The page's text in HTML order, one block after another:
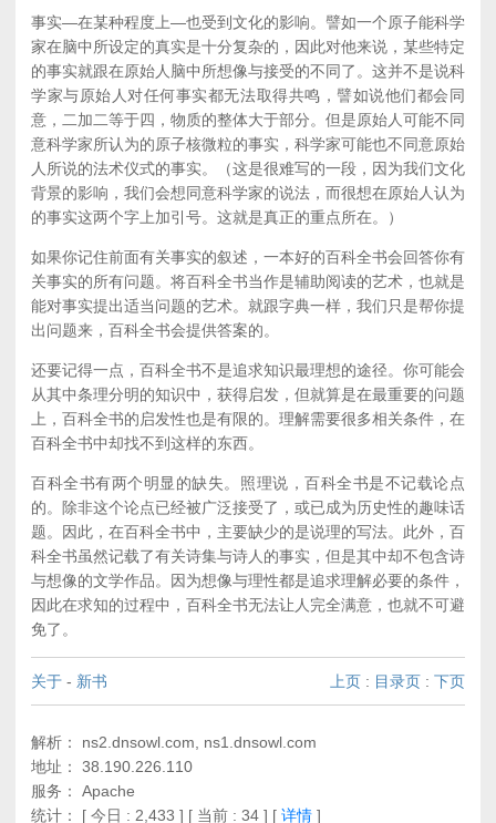
事实—在某种程度上—也受到文化的影响。譬如一个原子能科学
家在脑中所设定的真实是十分复杂的，因此对他来说，某些特定
的事实就跟在原始人脑中所想像与接受的不同了。这并不是说科
学家与原始人对任何事实都无法取得共鸣，譬如说他们都会同
意，二加二等于四，物质的整体大于部分。但是原始人可能不同
意科学家所认为的原子核微粒的事实，科学家可能也不同意原始
人所说的法术仪式的事实。（这是很难写的一段，因为我们文化
背景的影响，我们会想同意科学家的说法，而很想在原始人认为
的事实这两个字上加引号。这就是真正的重点所在。）
如果你记住前面有关事实的叙述，一本好的百科全书会回答你有
关事实的所有问题。将百科全书当作是辅助阅读的艺术，也就是
能对事实提出适当问题的艺术。就跟字典一样，我们只是帮你提
出问题来，百科全书会提供答案的。
还要记得一点，百科全书不是追求知识最理想的途径。你可能会
从其中条理分明的知识中，获得启发，但就算是在最重要的问题
上，百科全书的启发性也是有限的。理解需要很多相关条件，在
百科全书中却找不到这样的东西。
百科全书有两个明显的缺失。照理说，百科全书是不记载论点
的。除非这个论点已经被广泛接受了，或已成为历史性的趣味话
题。因此，在百科全书中，主要缺少的是说理的写法。此外，百
科全书虽然记载了有关诗集与诗人的事实，但是其中却不包含诗
与想像的文学作品。因为想像与理性都是追求理解必要的条件，
因此在求知的过程中，百科全书无法让人完全满意，也就不可避
免了。
关于 - 新书 上页 : 目录页 : 下页
解析： ns2.dnsowl.com, ns1.dnsowl.com
地址： 38.190.226.110
服务： Apache
统计： [ 今日 : 2,433 ] [ 当前 : 34 ] [ 详情 ]